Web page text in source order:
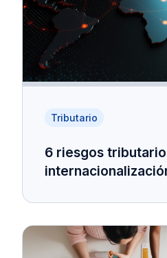
Tributario
6 riesgos